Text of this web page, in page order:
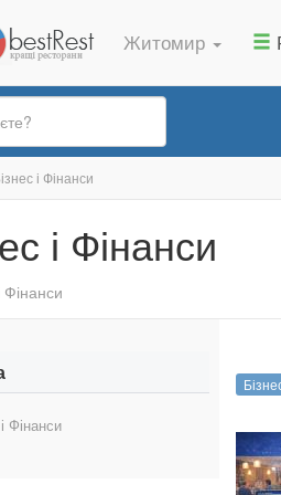
Житомир
і Фінанси
і Фінанси
Фінанси
Фінанси